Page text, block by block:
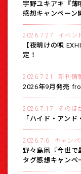
宇野ユキアキ『薄
感想キャンペーン
2026.7.27 イベン
【夜明けの唄
定！
2026.7.21 新刊情
2026年9月発売
2026.7.17 そのほ
「ハイド・アン
2026.7.6 キャンペ
野々島凧『今世で
タグ感想キャンペ